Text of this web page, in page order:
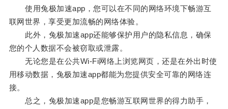
使用兔极加速app，您可以在不同的网络环境下畅游互
联网世界，享受更加流畅的网络体验。
此外，兔极加速app还能够保护用户的隐私信息，确保
您的个人数据不会被窃取或泄露。
无论您是在公共Wi-Fi网络上浏览网页，还是在外出时使
用移动数据，兔极加速app都能为您提供安全可靠的网络连
接。
总之，兔极加速app是您畅游互联网世界的得力助手，